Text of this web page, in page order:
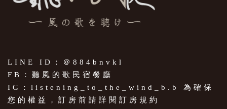
LINE ID：＠884bnvkl
FB：聽風的歌民宿餐廳
IG：listening_to_the_wind_b.b 為確保
您的權益，訂房前請詳閱訂房規約